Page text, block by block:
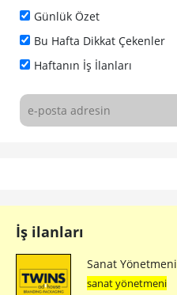
Günlük Özet
Bu Hafta Dikkat Çekenler
Haftanın İş İlanları
İş ilanları
Sanat Yönetmeni
sanat yönetmeni